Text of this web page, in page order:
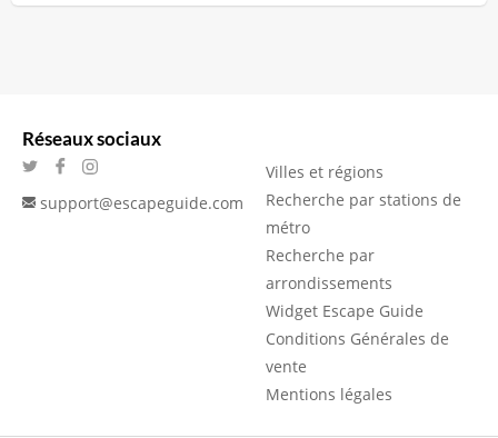
Réseaux sociaux
support@escapeguide.com
Villes et régions
Recherche par stations de
métro
Recherche par
arrondissements
Widget Escape Guide
Conditions Générales de
vente
Mentions légales